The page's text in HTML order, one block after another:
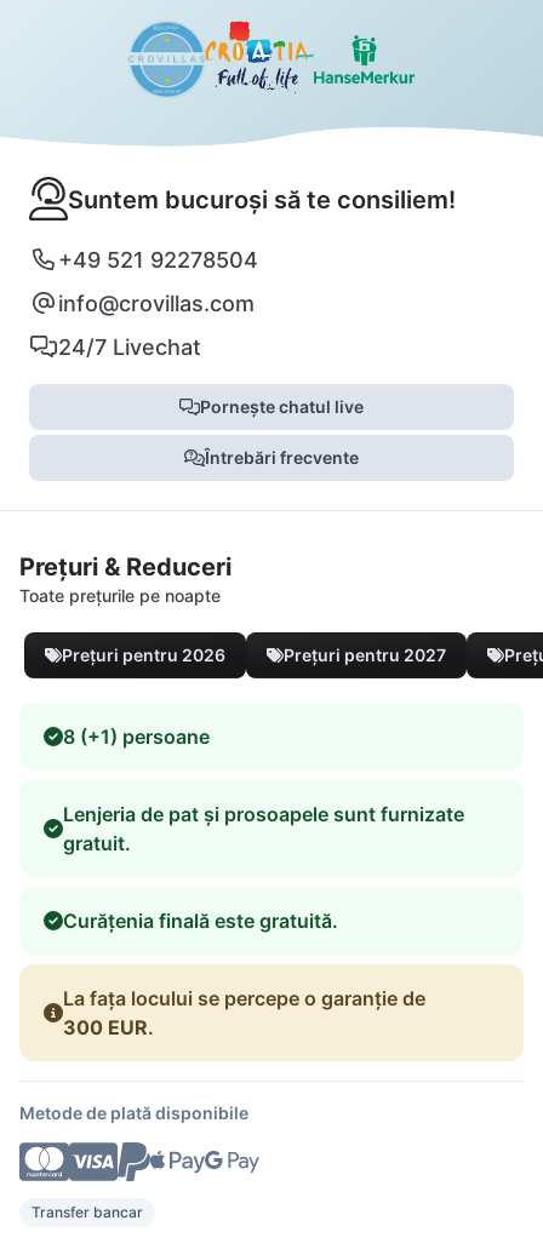
Suntem bucuroși să te consiliem!
+49 521 92278504
info@crovillas.com
24/7 Livechat
Pornește chatul live
Întrebări frecvente
Prețuri & Reduceri
Toate prețurile pe noapte
Prețuri pentru 2026 Prețuri pentru 2027
8 (+1) persoane
Lenjeria de pat și prosoapele sunt furnizate
gratuit.
Curățenia finală este gratuită.
La fața locului se percepe o garanție de
300 EUR.
Metode de plată disponibile
Transfer bancar